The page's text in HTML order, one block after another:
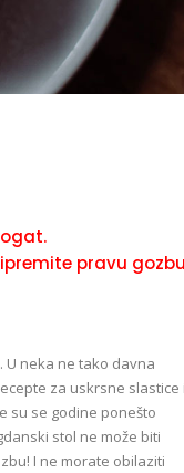
pravu
. U neka ne tako davna
za uskrsne slastice
su se godine ponešto
stol ne može biti
I ne morate obilaziti